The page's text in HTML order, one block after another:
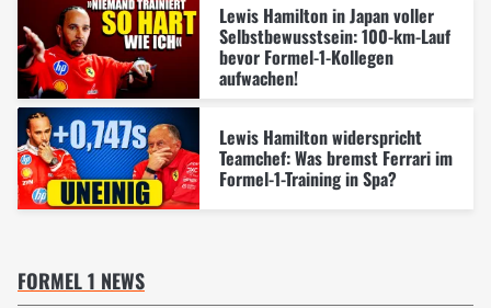
Lewis Hamilton in Japan voller
Selbstbewusstsein: 100-km-Lauf
bevor Formel-1-Kollegen
aufwachen!
Lewis Hamilton widerspricht
Teamchef: Was bremst Ferrari im
Formel-1-Training in Spa?
FORMEL 1 NEWS